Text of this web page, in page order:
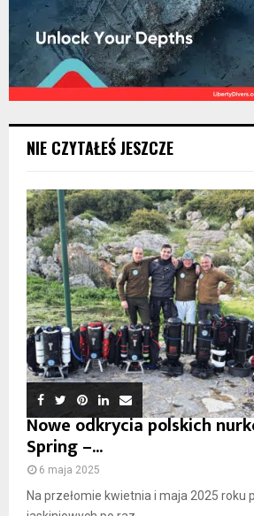
NIE CZYTAŁEŚ JESZCZE
Nowe odkrycia polskich
Spring –...
6 maja 2025
Na przełomie kwietnia i maja 2025 roku